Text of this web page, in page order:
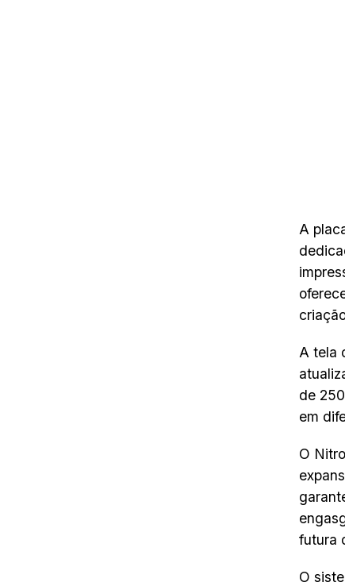
A
A tela
de
em
O
futura
O